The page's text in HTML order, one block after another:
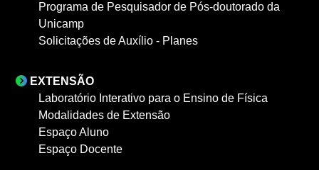
Programa de Pesquisador de Pós-doutorado da
Unicamp
Solicitações de Auxílio - Planes
EXTENSÃO
Laboratório Interativo para o Ensino de Física
Modalidades de Extensão
Espaço Aluno
Espaço Docente